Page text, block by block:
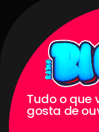
Tudo o que
gosta de